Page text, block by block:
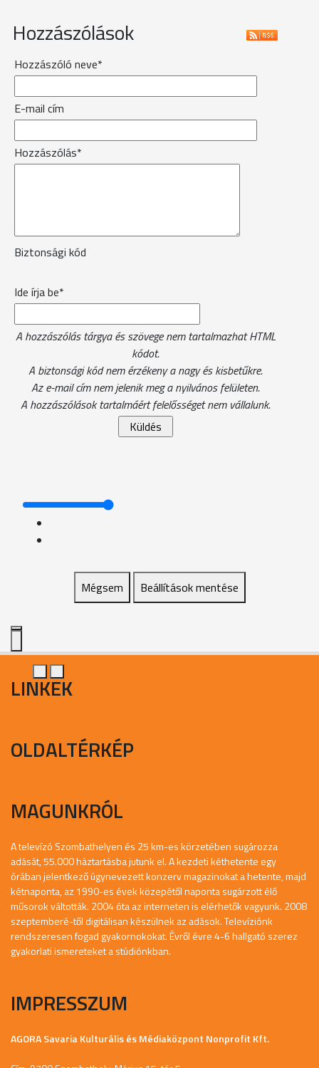
Hozzászólások
Hozzászóló neve*
E-mail cím
Hozzászólás*
Biztonsági kód
Ide írja be*
A hozzászólás tárgya és szövege nem tartalmazhat HTML
kódot.
A biztonsági kód nem érzékeny a nagy és kisbetűkre.
Az e-mail cím nem jelenik meg a nyilvános felületen.
A hozzászólások tartalmáért felelősséget nem vállalunk.
Mégsem Beállítások mentése
LINKEK
OLDALTÉRKÉP
MAGUNKRÓL
A televízó Szombathelyen és 25 km-es körzetében sugározza
adását, 55.000 háztartásba jutunk el. A kezdeti kéthetente egy
órában jelentkező úgynevezett konzerv magazinokat a hetente, majd
kétnaponta, az 1990-es évek közepétől naponta sugárzott élő
műsorok váltották. 2004 óta az interneten is elérhetők vagyunk. 2008
szeptemberé-től digitálisan készülnek az adások. Televíziónk
rendszeresen fogad gyakornokokat. Évről évre 4-6 hallgató szerez
gyakorlati ismereteket a stúdiónkban.
IMPRESSZUM
AGORA Savaria Kulturális és Médiaközpont Nonprofit Kft.